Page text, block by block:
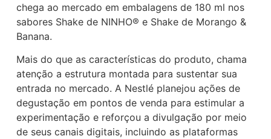
chega ao mercado em embalagens de 180 ml nos
sabores Shake de NINHO® e Shake de Morango &
Banana.
Mais do que as características do produto, chama
atenção a estrutura montada para sustentar sua
entrada no mercado. A Nestlé planejou ações de
degustação em pontos de venda para estimular a
experimentação e reforçou a divulgação por meio
de seus canais digitais, incluindo as plataformas